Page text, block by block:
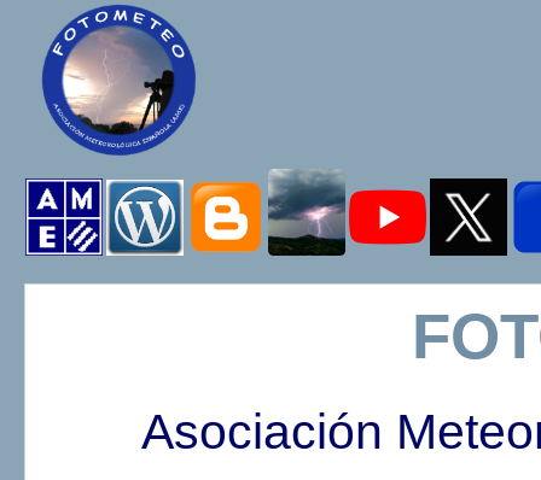
Asociación